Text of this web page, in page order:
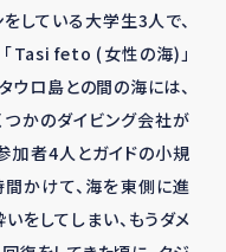
している大学生3人で、
「Tasi feto (女性の海)」
ウロ島との間の海には、
つかのダイビング会社が
加者4人とガイドの小規
かけて、海を東側に進
をしてしまい、もうダメ